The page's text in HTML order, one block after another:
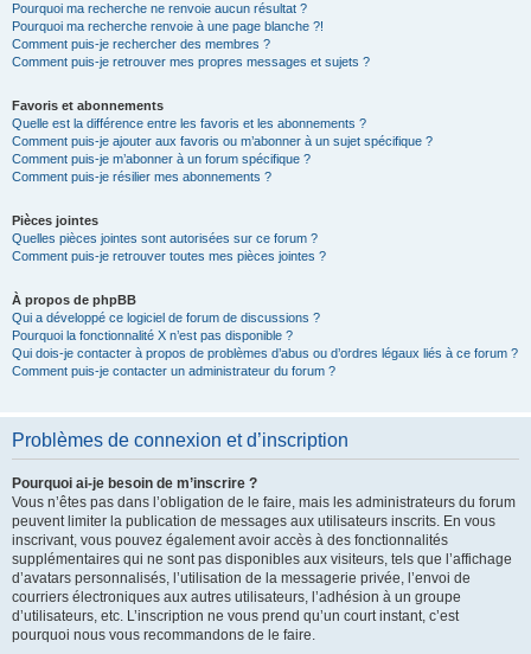
Pourquoi ma recherche ne renvoie aucun résultat ?
Pourquoi ma recherche renvoie à une page blanche ?!
Comment puis-je rechercher des membres ?
Comment puis-je retrouver mes propres messages et sujets ?
Favoris et abonnements
Quelle est la différence entre les favoris et les abonnements ?
Comment puis-je ajouter aux favoris ou m’abonner à un sujet spécifique ?
Comment puis-je m’abonner à un forum spécifique ?
Comment puis-je résilier mes abonnements ?
Pièces jointes
Quelles pièces jointes sont autorisées sur ce forum ?
Comment puis-je retrouver toutes mes pièces jointes ?
À propos de phpBB
Qui a développé ce logiciel de forum de discussions ?
Pourquoi la fonctionnalité X n’est pas disponible ?
Qui dois-je contacter à propos de problèmes d’abus ou d’ordres légaux liés à ce forum ?
Comment puis-je contacter un administrateur du forum ?
Problèmes de connexion et d’inscription
Pourquoi ai-je besoin de m’inscrire ?
Vous n’êtes pas dans l’obligation de le faire, mais les administrateurs du forum
peuvent limiter la publication de messages aux utilisateurs inscrits. En vous
inscrivant, vous pouvez également avoir accès à des fonctionnalités
supplémentaires qui ne sont pas disponibles aux visiteurs, tels que l’affichage
d’avatars personnalisés, l’utilisation de la messagerie privée, l’envoi de
courriers électroniques aux autres utilisateurs, l’adhésion à un groupe
d’utilisateurs, etc. L’inscription ne vous prend qu’un court instant, c’est
pourquoi nous vous recommandons de le faire.